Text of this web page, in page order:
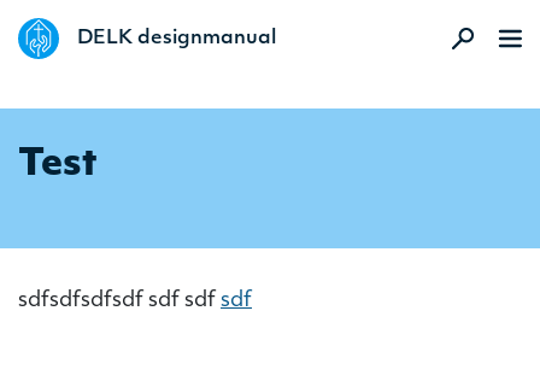
DELK designmanual
Test
sdfsdfsdfsdf sdf sdf sdf